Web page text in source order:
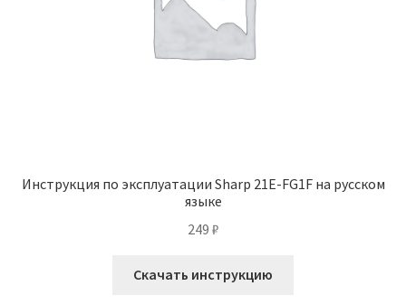
Инструкция по эксплуатации Sharp 21E-FG1F на русском
языке
249 ₽
Скачать инструкцию